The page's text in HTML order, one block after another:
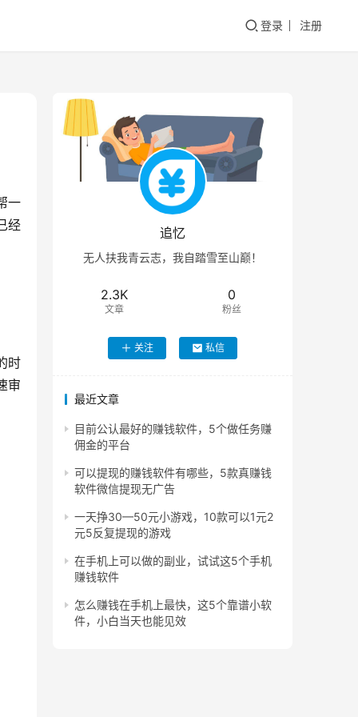
登录 注册
一
经
时
审
追忆
无人扶我青云志，我自踏雪至山巅！
2.3K
文章
0
粉丝
关注 私信
最近文章
目前公认最好的赚钱软件，5个做任务赚
佣金的平台
可以提现的赚钱软件有哪些，5款真赚钱
软件微信提现无广告
一天挣30—50元小游戏，10款可以1元2
元5反复提现的游戏
在手机上可以做的副业，试试这5个手机
赚钱软件
怎么赚钱在手机上最快，这5个靠谱小软
件，小白当天也能见效